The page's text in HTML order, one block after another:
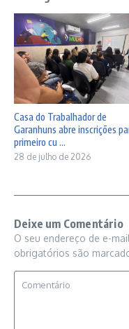
Casa do Trabalhador de
Garanhuns abre inscrições
primeiro cu ...
28 de julho de 2026
Deixe um Comentário
O seu endereço de e-
obrigatórios são